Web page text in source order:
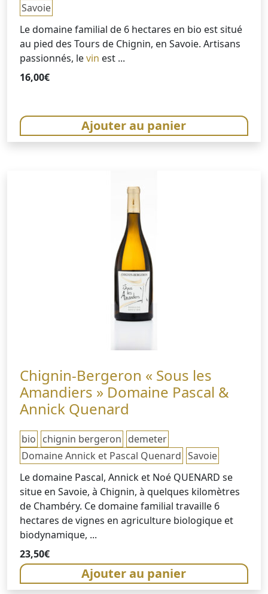
Savoie
Le domaine familial de 6 hectares en bio est situé
au pied des Tours de Chignin, en Savoie. Artisans
passionnés, levin est ...
16,00€
Ajouter au panier
Chignin-Bergeron « Sous les
Amandiers » Domaine Pascal &
Annick Quenard
bio chignin bergeron demeter
Domaine Annick et Pascal Quenard Savoie
Le domaine Pascal, Annick et Noé QUENARD se
situe en Savoie, à Chignin, à quelques kilomètres
de Chambéry. Ce domaine familial travaille 6
hectares de vignes en agriculture biologique et
biodynamique, ...
23,50€
Ajouter au panier